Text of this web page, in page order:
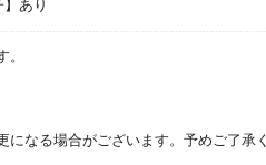
【Fruit3種】
・オレンジ
あり
なる場合がございます。予めご了承